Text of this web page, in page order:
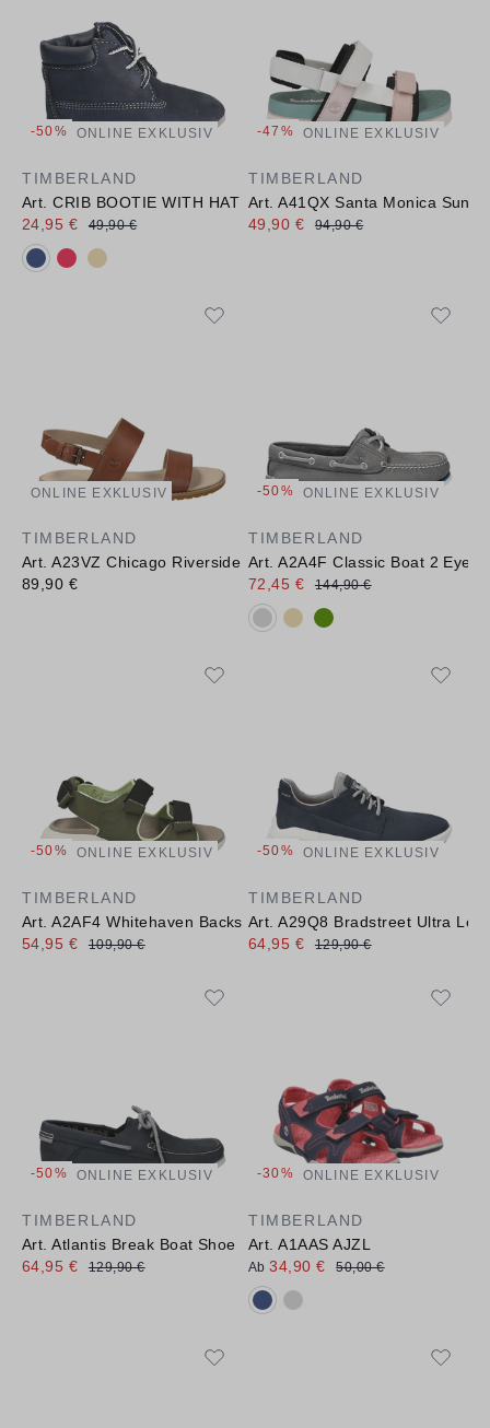
-50% ONLINE EXKLUSIV
TIMBERLAND
Art. CRIB BOOTIE WITH HAT
24,95 €
49,90 €
Verfügbare Farbvarianten:
-47% ONLINE EXKLUSIV
TIMBERLAND
Art. A41QX Santa Monica
49,90 €
94,90 €
ONLINE EXKLUSIV
TIMBERLAND
Art. A23VZ Chicago Riverside 2 Band Sandal
89,90 €
-50% ONLINE EXKLUSIV
TIMBERLAND
Art. A2A4F Classic Boat 2 Eye
72,45 €
144,90 €
Verfügbare Farbvarianten:
-50% ONLINE EXKLUSIV
TIMBERLAND
Art. A2AF4 Whitehaven Backstrap
54,95 €
109,90 €
-50% ONLINE EXKLUSIV
TIMBERLAND
Art. A29Q8 Bradstreet Ultra
64,95 €
129,90 €
-50% ONLINE EXKLUSIV
TIMBERLAND
Art. Atlantis Break Boat Shoe
64,95 €
129,90 €
-30% ONLINE EXKLUSIV
TIMBERLAND
Art. A1AAS AJZL
Ab34,90 € 50,00 €
Verfügbare Farbvarianten: